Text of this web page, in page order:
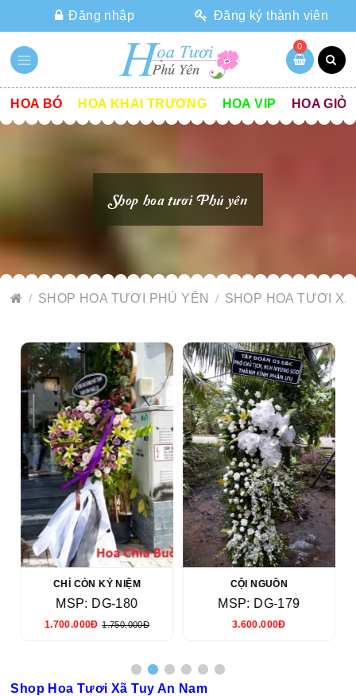
Đăng nhập Đăng ký thành viên
0
HOA BÓ HOA KHAI TRƯƠNG HOA VIP HOA GIỎ
Shop hoa tươi Phú yên
SHOP HOA TƯƠI PHÚ YÊN SHOP HOA TƯƠI
CHỈ CÒN KỶ NIỆM
MSP: DG-180
1.700.000Đ 1.750.000Đ
CỘI NGUỒN
MSP: DG-179
3.600.000Đ
Shop Hoa Tươi Xã Tuy An Nam